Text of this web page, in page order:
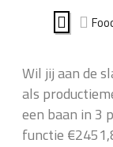
Wil jij aan de
als
een baan in 3
functie